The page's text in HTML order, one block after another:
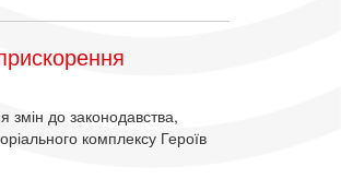
змін до законодавства,
комплексу Героїв